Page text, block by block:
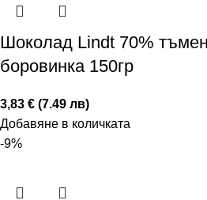
Шоколад Lindt 70%
боровинка 150гр
3,83 € (7.49 лв)
Добавяне в количката
-9%